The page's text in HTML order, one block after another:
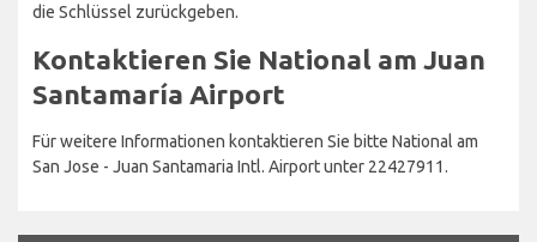
die Schlüssel zurückgeben.
Kontaktieren Sie National am Juan
Santamaría Airport
Für weitere Informationen kontaktieren Sie bitte National am
San Jose - Juan Santamaria Intl. Airport unter 22427911.